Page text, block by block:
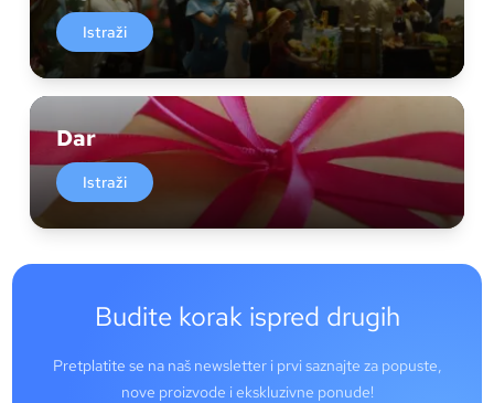
Istraži
Dar
Istraži
Budite korak ispred drugih
Pretplatite se na naš newsletter i prvi saznajte za popuste,
nove proizvode i ekskluzivne ponude!